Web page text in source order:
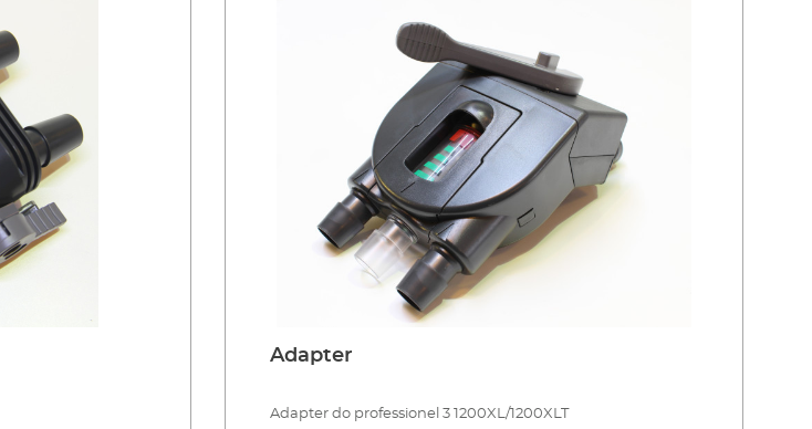
Adapter
Adapter do professionel 3 1200XL/1200XLT